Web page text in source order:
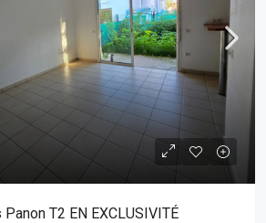
T2 EN EXCLUSIVITÉ